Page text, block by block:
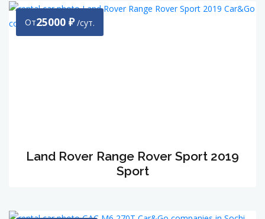
Land Rover Range Rover Sport 2019
Sport
От25000 ₽ /сут.